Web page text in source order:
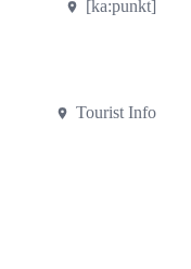
[ka:punkt]
Tourist Info